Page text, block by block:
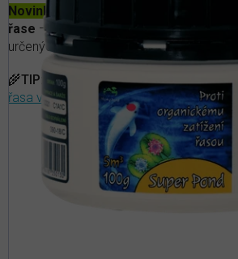
Novinka:
řase — balíček pečlivě vybraných
určených k řešení problémů
🌾TIP: Přečtěte si článek v našem
řasa v jezírku?
o
d
k
ů
d
u
k
ů